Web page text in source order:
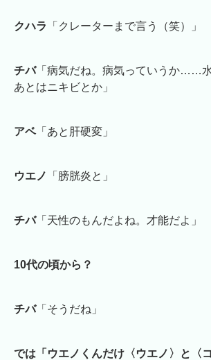
クハラ 「クレーターまで言う（笑）」
チバ「病気だね。病気っていうか……水
あとはニキビとか」
アベ「あと肝硬変」
ウエノ 「膀胱炎と」
チバ「天性のもんだよね。才能だよ」
10代の頃から？
チバ「そうだね」
では「ウエノくんだけ〈ウエノ〉と〈